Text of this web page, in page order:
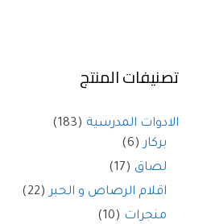
تصنيفات المنتج
الادوات المدرسية (183)
بركار (6)
لصاق (17)
اقلام الرصاص و الحبر (22)
منجرات (10)